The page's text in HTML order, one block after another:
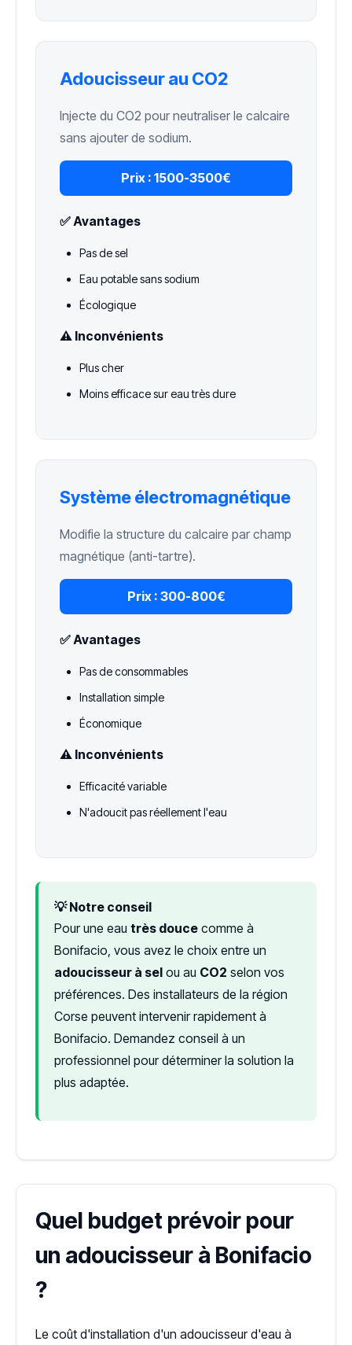
Adoucisseur au CO2
Injecte du CO2 pour neutraliser le calcaire
sans ajouter de sodium.
Prix : 1500-3500€
✅ Avantages
Pas de sel
Eau potable sans sodium
Écologique
⚠️ Inconvénients
Plus cher
Moins efficace sur eau très dure
Système électromagnétique
Modifie la structure du calcaire par champ
magnétique (anti-tartre).
Prix : 300-800€
✅ Avantages
Pas de consommables
Installation simple
Économique
⚠️ Inconvénients
Efficacité variable
N'adoucit pas réellement l'eau
💡 Notre conseil
Pour une eau très douce comme à
Bonifacio, vous avez le choix entre un
adoucisseur à sel ou au CO2 selon vos
préférences. Des installateurs de la région
Corse peuvent intervenir rapidement à
Bonifacio. Demandez conseil à un
professionnel pour déterminer la solution la
plus adaptée.
Quel budget prévoir pour
un adoucisseur à Bonifacio
?
Le coût d'installation d'un adoucisseur d'eau à